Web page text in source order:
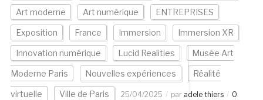
Art moderne Art numérique ENTREPRISES
Exposition France Immersion Immersion XR
Innovation numérique Lucid Realities Musée Art
Moderne Paris Nouvelles expériences Réalité
virtuelle Ville de Paris 25/04/2025 par adele thiers
0